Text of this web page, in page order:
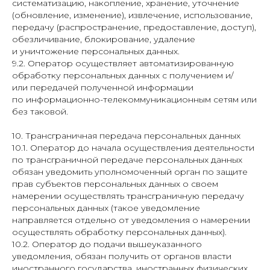
систематизацию, накопление, хранение, уточнение
(обновление, изменение), извлечение, использование,
передачу (распространение, предоставление, доступ),
обезличивание, блокирование, удаление
и уничтожение персональных данных.
9.2. Оператор осуществляет автоматизированную
обработку персональных данных с получением и/
или передачей полученной информации
по информационно-телекоммуникационным сетям или
без таковой.
10. Трансграничная передача персональных данных
10.1. Оператор до начала осуществления деятельности
по трансграничной передаче персональных данных
обязан уведомить уполномоченный орган по защите
прав субъектов персональных данных о своем
намерении осуществлять трансграничную передачу
персональных данных (такое уведомление
направляется отдельно от уведомления о намерении
осуществлять обработку персональных данных).
10.2. Оператор до подачи вышеуказанного
уведомления, обязан получить от органов власти